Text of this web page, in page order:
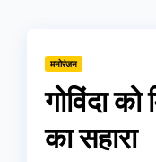
मनोरंजन
गोविंदा
का सहारा